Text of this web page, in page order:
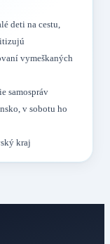
deti na cestu,
vymeškaných
samospráv
v sobotu ho
kraj